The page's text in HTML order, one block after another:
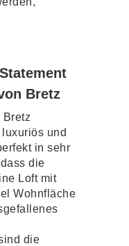
Bretz
Bretz
und
in sehr
die
Loft mit
Wohnfläche
die